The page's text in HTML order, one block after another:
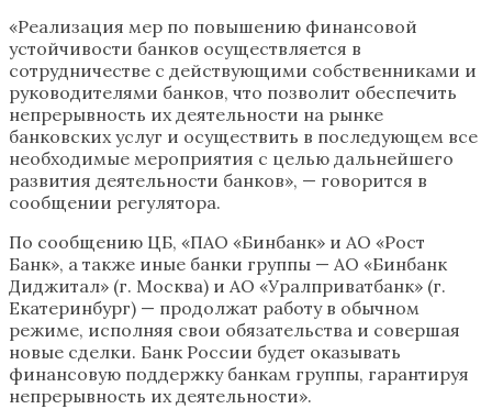
«Реализация мер по повышению финансовой
устойчивости банков осуществляется в
сотрудничестве с действующими собственниками и
руководителями банков, что позволит обеспечить
непрерывность их деятельности на рынке
банковских услуг и осуществить в последующем все
необходимые мероприятия с целью дальнейшего
развития деятельности банков», — говорится в
сообщении регулятора.
По сообщению ЦБ, «ПАО «Бинбанк» и АО «Рост
Банк», а также иные банки группы — АО «Бинбанк
Диджитал» (г. Москва) и АО «Уралприватбанк» (г.
Екатеринбург) — продолжат работу в обычном
режиме, исполняя свои обязательства и совершая
новые сделки. Банк России будет оказывать
финансовую поддержку банкам группы, гарантируя
непрерывность их деятельности».